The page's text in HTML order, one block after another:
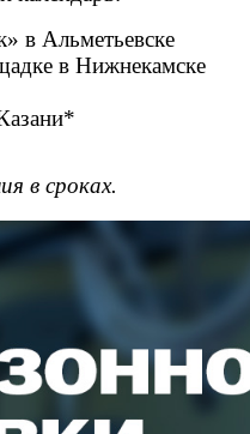
в Альметьевске
в Нижнекамске
в сроках.